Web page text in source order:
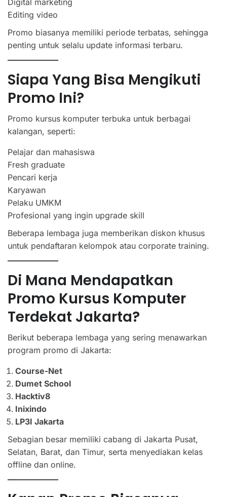
Editing video
Promo biasanya memiliki periode terbatas, sehingga
penting untuk selalu update informasi terbaru.
Siapa Yang Bisa Mengikuti
Promo Ini?
Promo kursus komputer terbuka untuk berbagai
kalangan, seperti:
Pelajar dan mahasiswa
Fresh graduate
Pencari kerja
Karyawan
Pelaku UMKM
Profesional yang ingin upgrade skill
Beberapa lembaga juga memberikan diskon khusus
untuk pendaftaran kelompok atau corporate training.
Di Mana Mendapatkan
Promo Kursus Komputer
Terdekat Jakarta?
Berikut beberapa lembaga yang sering menawarkan
program promo di Jakarta:
Course-Net
Dumet School
Hacktiv8
Inixindo
LP3I Jakarta
Sebagian besar memiliki cabang di Jakarta Pusat,
Selatan, Barat, dan Timur, serta menyediakan kelas
offline dan online.